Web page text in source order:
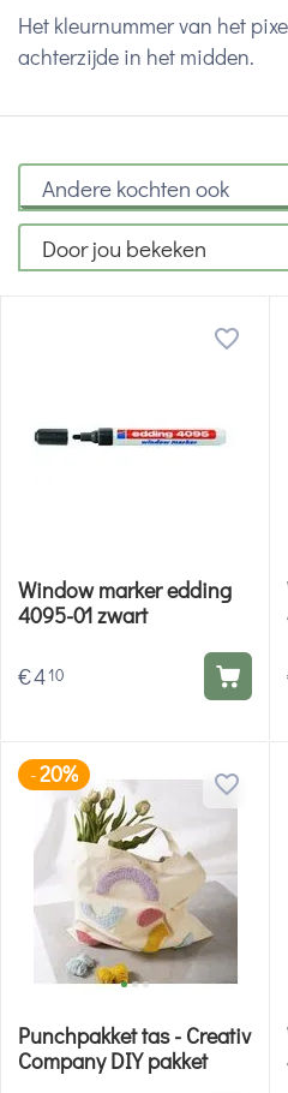
Het kleurnummer van het
achterzijde in het midden.
Andere kochten ook
Door jou bekeken
Window marker edding
4095-01 zwart
€410
-20%
Punchpakket tas - Creativ
Company DIY pakket